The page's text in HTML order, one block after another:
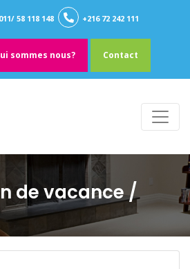
58 118 148 +216 72 242 111
sommes nous? Contact
de vacance/